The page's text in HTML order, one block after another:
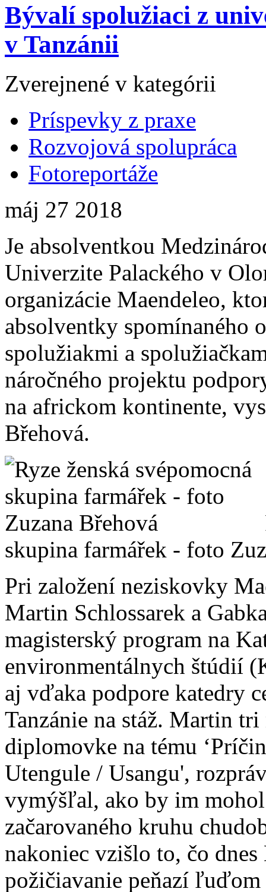
Bývalí spolužiaci z
v Tanzánii
Zverejnené v kategórii
Príspevky z praxe
Rozvojová spolupráca
Fotoreportáže
máj 27 2018
Je absolventkou
Univerzite Palackého v
organizácie Maendeleo,
absolventky spomínaného
spolužiakmi a
náročného projektu
na africkom kontinente,
Břehová.
skupina farmářek - foto
Pri založení neziskovky
Martin Schlossarek a
magisterský program na
environmentálnych štúdií
aj vďaka podpore katedry
Tanzánie na stáž. Martin
diplomovke na tému
Utengule / Usangu',
vymýšľal, ako by im
začarovaného kruhu
nakoniec vzišlo to, čo
požičiavanie peňazí